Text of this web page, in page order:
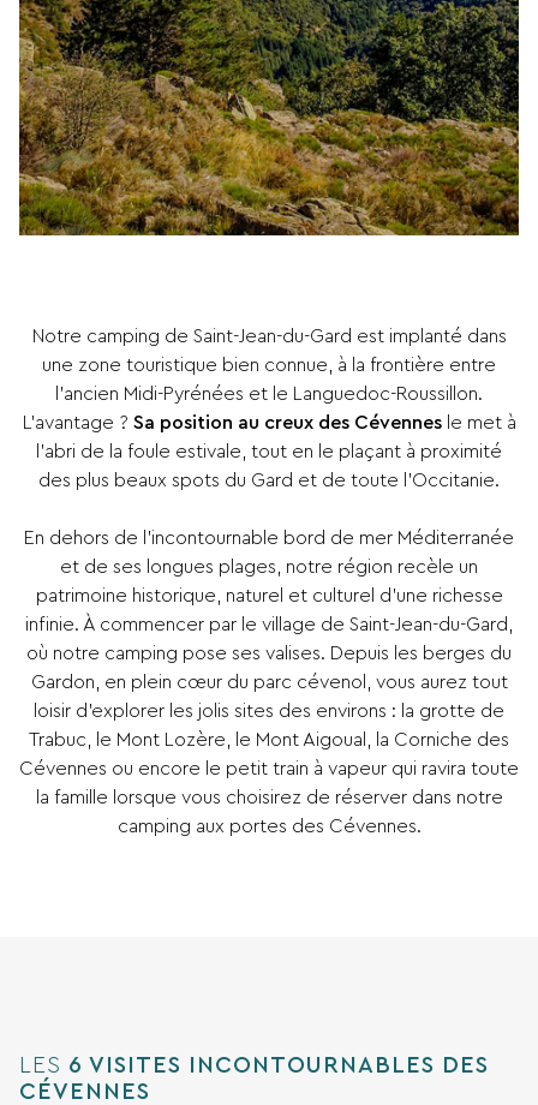
Notre camping de Saint-Jean-du-Gard est implanté dans
une zone touristique bien connue, à la frontière entre
l’ancien Midi-Pyrénées et le Languedoc-Roussillon.
L’avantage ? Sa position au creux des Cévennesle met à
l’abri de la foule estivale, tout en le plaçant à proximité
des plus beaux spots du Gard et de toute l’Occitanie.
En dehors de l’incontournable bord de mer Méditerranée
et de ses longues plages, notre région recèle un
patrimoine historique, naturel et culturel d’une richesse
infinie. À commencer par le village de Saint-Jean-du-Gard,
où notre camping pose ses valises. Depuis les berges du
Gardon, en plein cœur du parc cévenol, vous aurez tout
loisir d’explorer les jolis sites des environs : la grotte de
Trabuc, le Mont Lozère, le Mont Aigoual, la Corniche des
Cévennes ou encore le petit train à vapeur qui ravira toute
la famille lorsque vous choisirez de réserver dans notre
camping aux portes des Cévennes.
LES 6 VISITES INCONTOURNABLES DES
CÉVENNES